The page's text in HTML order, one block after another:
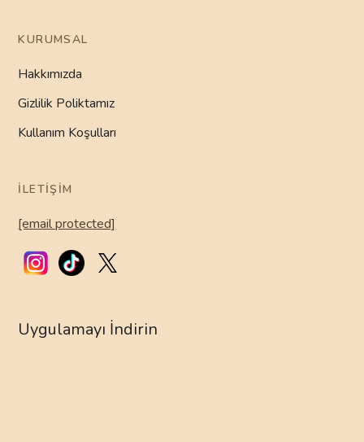
KURUMSAL
Hakkımızda
Gizlilik Poliktamız
Kullanım Koşulları
İLETIŞIM
[email protected]
Uygulamayı İndirin